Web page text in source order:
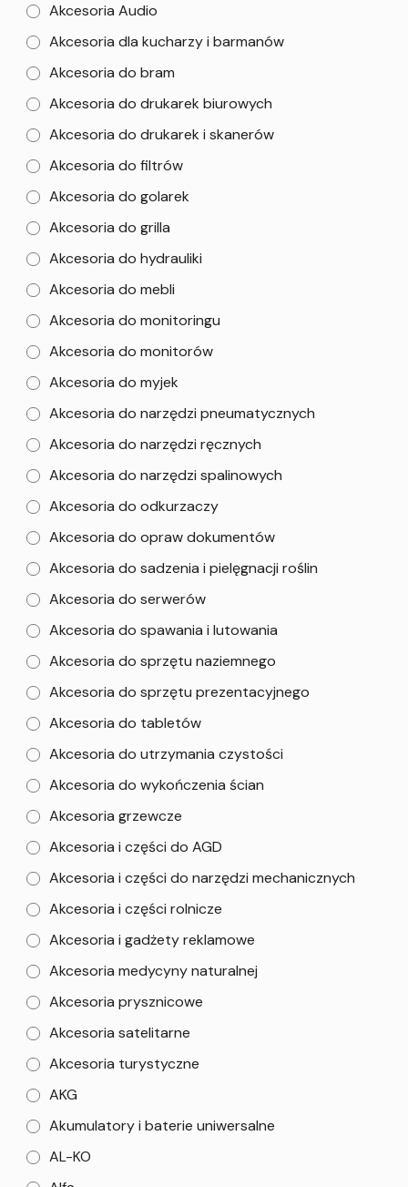
Akcesoria Audio
Akcesoria dla kucharzy i barmanów
Akcesoria do bram
Akcesoria do drukarek biurowych
Akcesoria do drukarek i skanerów
Akcesoria do filtrów
Akcesoria do golarek
Akcesoria do grilla
Akcesoria do hydrauliki
Akcesoria do mebli
Akcesoria do monitoringu
Akcesoria do monitorów
Akcesoria do myjek
Akcesoria do narzędzi pneumatycznych
Akcesoria do narzędzi ręcznych
Akcesoria do narzędzi spalinowych
Akcesoria do odkurzaczy
Akcesoria do opraw dokumentów
Akcesoria do sadzenia i pielęgnacji roślin
Akcesoria do serwerów
Akcesoria do spawania i lutowania
Akcesoria do sprzętu naziemnego
Akcesoria do sprzętu prezentacyjnego
Akcesoria do tabletów
Akcesoria do utrzymania czystości
Akcesoria do wykończenia ścian
Akcesoria grzewcze
Akcesoria i części do AGD
Akcesoria i części do narzędzi mechanicznych
Akcesoria i części rolnicze
Akcesoria i gadżety reklamowe
Akcesoria medycyny naturalnej
Akcesoria prysznicowe
Akcesoria satelitarne
Akcesoria turystyczne
AKG
Akumulatory i baterie uniwersalne
AL-KO